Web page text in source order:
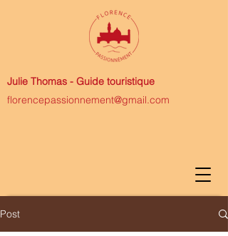
Julie Thomas - Guide touristique
florencepassionnement@gmail.com
Post